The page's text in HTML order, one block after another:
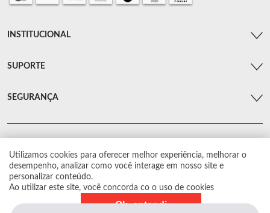
Utilizamos cookies para oferecer melhor experiência, melhorar o
desempenho, analizar como você interage em nosso site e
personalizar conteúdo.
Ao utilizar este site, você concorda co o uso de cookies
Ok, entendi
INSTITUCIONAL
SUPORTE
SEGURANÇA
© Arsenal Car. Todos os direitos reservados.
Proibida reprodução total ou parcial. Preços e estoque sujeito a alterações sem
aviso prévio.